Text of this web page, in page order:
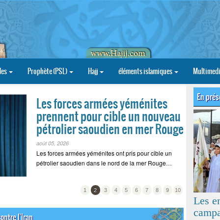
Prophète (PSL) Hajj éléments islamiques
Les forces armées yéménites
prennent pour cible un nouveau
pétrolier saoudien en mer Rouge
août 05, 2026
Les forces armées yéménites ont pris pour cible un
pétrolier saoudien dans le nord de la mer Rouge…
1 2 3 4 5 6 7 8 9 10
l'Iran
En
Les